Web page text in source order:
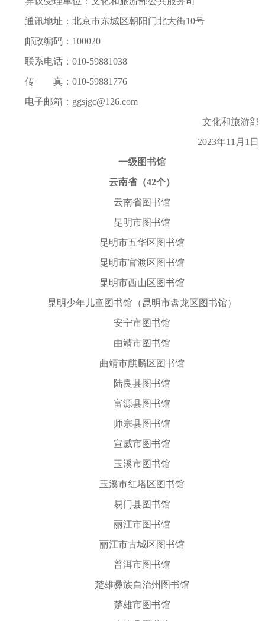
通讯地址：北京市东城区朝阳门北大街10号
邮政编码：100020
联系电话：010-59881038
传 真：010-59881776
电子邮箱：ggsjgc@126.com
文化和旅游部
2023年11月1日
一级图书馆
云南省（42个）
云南省图书馆
昆明市图书馆
昆明市五华区图书馆
昆明市官渡区图书馆
昆明市西山区图书馆
昆明少年儿童图书馆（昆明市盘龙区图书馆）
安宁市图书馆
曲靖市图书馆
曲靖市麒麟区图书馆
陆良县图书馆
富源县图书馆
师宗县图书馆
宣威市图书馆
玉溪市图书馆
玉溪市红塔区图书馆
易门县图书馆
丽江市图书馆
丽江市古城区图书馆
普洱市图书馆
楚雄彝族自治州图书馆
楚雄市图书馆